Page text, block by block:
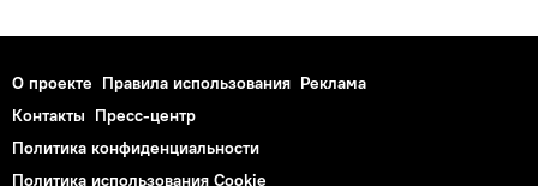
О проекте Правила использования Реклама
Контакты Пресс-центр
Политика конфиденциальности
Политика использования Cookie